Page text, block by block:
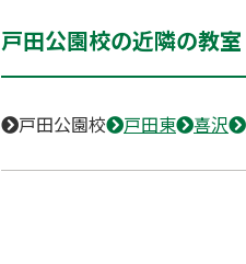
戸田公園校の近隣の教室
戸田公園校 戸田東 喜沢